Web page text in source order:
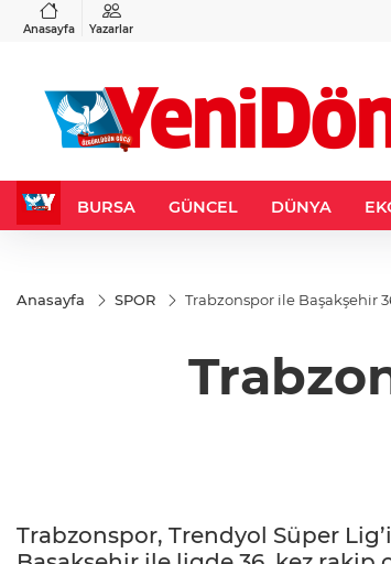
Anasayfa Yazarlar
%-0,22
BURSA GÜNCEL DÜNYA
Anasayfa SPOR Trabzonspor ile Başakşehir
Trabzonspor, Trendyol Süper